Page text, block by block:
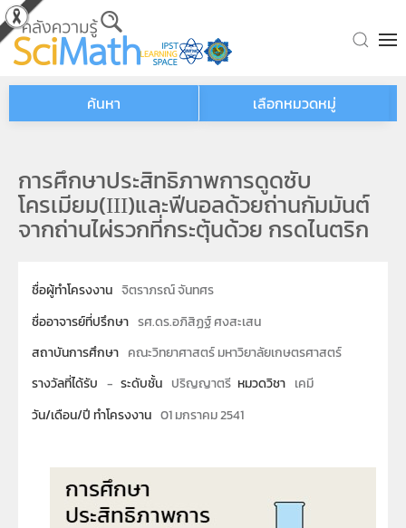
Skip to main content
ค้นหา เลือกหมวดหมู่
การศึกษาประสิทธิภาพการดูดซับ
โครเมียม(ІІІ)และฟีนอลด้วยถ่านกัมมันต์
จากถ่านไผ่รวกที่กระตุ้นด้วย กรดไนตริก
ชื่อผู้ทำโครงงาน จิตราภรณ์ จันทศร
ชื่ออาจารย์ที่ปรึกษา รศ.ดร.อภิสิฏฐ์ ศงสะเสน
สถาบันการศึกษา คณะวิทยาศาสตร์ มหาวิยาลัยเกษตรศาสตร์
รางวัลที่ได้รับ - ระดับชั้น ปริญญาตรี หมวดวิชา เคมี
วัน/เดือน/ปี ทำโครงงาน 01 มกราคม 2541